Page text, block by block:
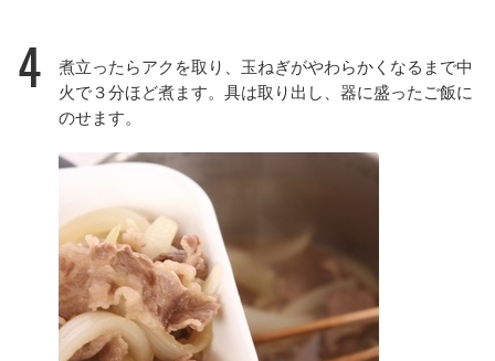
4
煮立ったらアクを取り、玉ねぎがやわらかくなるまで中
火で３分ほど煮ます。具は取り出し、器に盛ったご飯に
のせます。